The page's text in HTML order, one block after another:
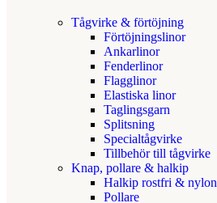
Tågvirke & förtöjning
Förtöjningslinor
Ankarlinor
Fenderlinor
Flagglinor
Elastiska linor
Taglingsgarn
Splitsning
Specialtågvirke
Tillbehör till tågvirke
Knap, pollare & halkip
Halkip rostfri & nylon
Pollare